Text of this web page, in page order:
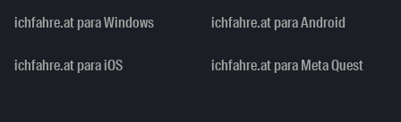
ichfahre.at para Windows ichfahre.at para Android
ichfahre.at para iOS ichfahre.at para Meta Quest